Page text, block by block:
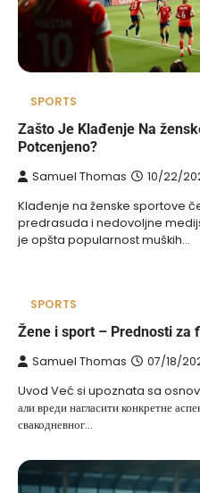
SPORTS
Zašto Je Klađenje Na
Potcenjeno?
Samuel Thomas 10/22/
Klađenje na ženske sportove
predrasuda i nedovoljne
je opšta popularnost muških…
SPORTS
Žene i sport – Prednosti za
Samuel Thomas 07/18/
Uvod Već si upoznata sa
али вреди нагласити конкретне
свакодневног…